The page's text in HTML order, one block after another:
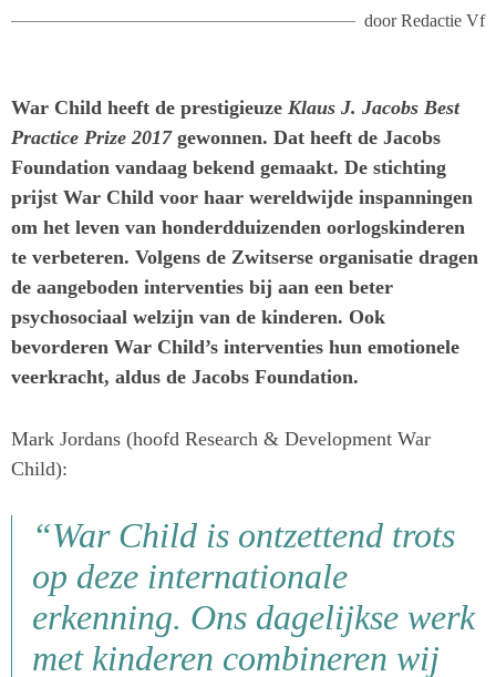
doorRedactie Vf
War Child heeft de prestigieuze Klaus J. Jacobs Best
Practice Prize 2017gewonnen. Dat heeft de Jacobs
Foundation vandaag bekend gemaakt. De stichting
prijst War Child voor haar wereldwijde inspanningen
om het leven van honderdduizenden oorlogskinderen
te verbeteren. Volgens de Zwitserse organisatie dragen
de aangeboden interventies bij aan een beter
psychosociaal welzijn van de kinderen. Ook
bevorderen War Child’s interventies hun emotionele
veerkracht, aldus de Jacobs Foundation.
Mark Jordans (hoofd Research & Development War
Child):
“War Child is ontzettend trots
op deze internationale
erkenning. Ons dagelijkse werk
met kinderen combineren wij